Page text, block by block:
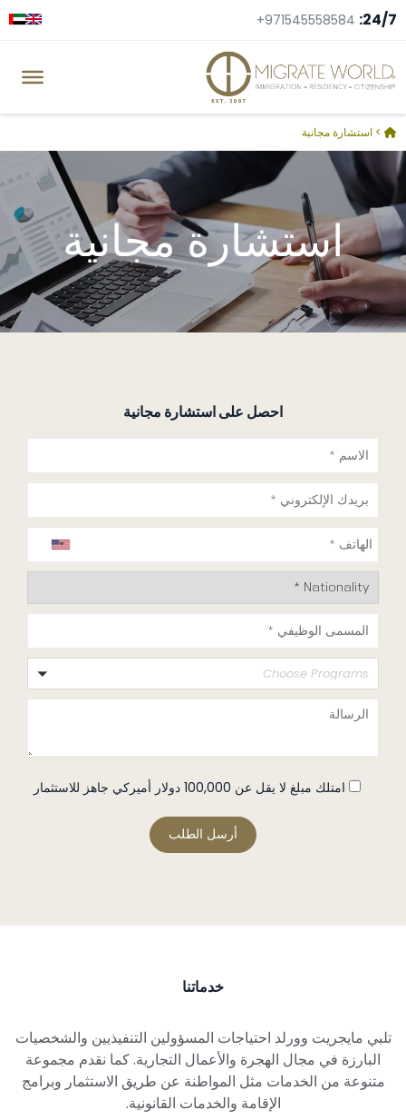
24/7:
+971545558584
> استشارة مجانية
استشارة مجانية
احصل على استشارة مجانية
Choose Programs
امتلك مبلغ لا يقل عن 100,000 دولار أميركي جاهز للاستثمار
خدماتنا
تلبي مايجريت وورلد احتياجات المسؤولين التنفيذيين والشخصيات
البارزة في مجال الهجرة والأعمال التجارية. كما نقدم مجموعة
متنوعة من الخدمات مثل المواطنة عن طريق الاستثمار وبرامج
الإقامة والخدمات القانونية.